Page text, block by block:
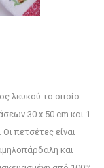
λευκού το οποίο
30 x 50 cm και 1
πετσέτες είναι
και